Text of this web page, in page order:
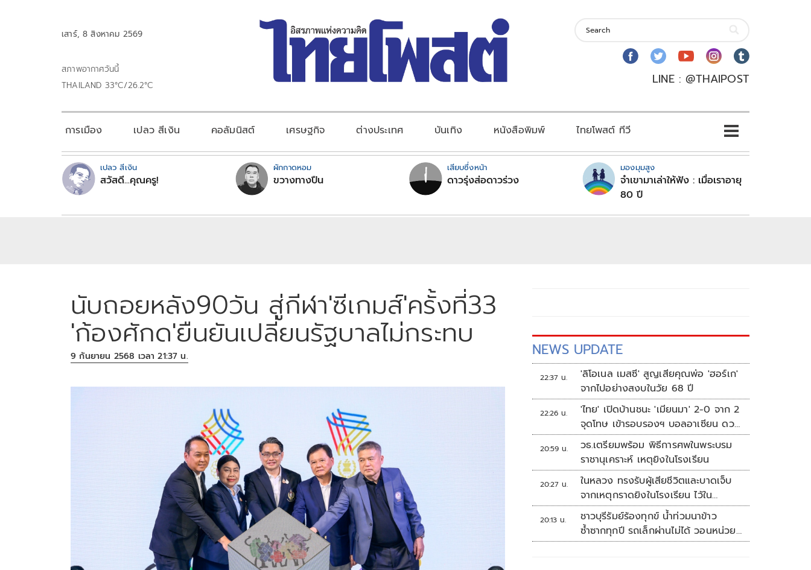
เสาร์, 8 สิงหาคม 2569
สภาพอากาศวันนี้
THAILAND 33°C/26.2°C
LINE : @THAIPOST
การเมือง เปลว สีเงิน คอลัมนิสต์ เศรษฐกิจ ต่างประเทศ บันเทิง หนังสือพิมพ์ ไทยโพสต์ ทีวี
เปลว สีเงิน
สวัสดี...คุณครู!
ผักกาดหอม
ขวางทางปืน
เสียบซึ่งหน้า
ดาวรุ่งส่อดาวร่วง
มองมุมสูง
จำเขามาเล่าให้ฟัง : เมื่อเราอายุ
80 ปี
นับถอยหลัง90วัน สู่กีฬา'ซีเกมส์'ครั้งที่33
'ก้องศักด'ยืนยันเปลี่ยนรัฐบาลไม่กระทบ
9 กันยายน 2568 เวลา 21:37 น. NEWS UPDATE
22:37 น.
'ลิโอเนล เมสซี' สูญเสียคุณพ่อ 'ฮอร์เก'
จากไปอย่างสงบในวัย 68 ปี
22:26 น.
'ไทย' เปิดบ้านชนะ 'เมียนมา' 2-0 จาก 2
จุดโทษ เข้ารอบรองฯ บอลอาเซียน ดวล
'สิงคโปร์'
20:59 น.
วธ.เตรียมพร้อม พิธีการศพในพระบรม
ราชานุเคราะห์ เหตุยิงในโรงเรียน
20:27 น.
ในหลวง ทรงรับผู้เสียชีวิตและบาดเจ็บ
จากเหตุกราดยิงในโรงเรียน ไว้ใน
พระบรมราชานุเคราะห์
20:13 น.
ชาวบุรีรัมย์ร้องทุกข์ น้ำท่วมนาข้าว
ซ้ำซากทุกปี รถเล็กผ่านไม่ได้ วอนหน่วย
งานเร่งแก้ไข